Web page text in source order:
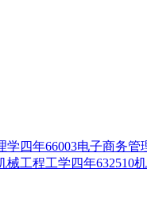
四年66003电子商务
工程工学四年